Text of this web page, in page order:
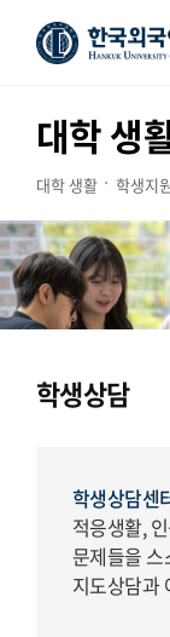
대학 생
대학 생활 학생지
학생상담
학생상담센
적응생활,
문제들을
지도상담과